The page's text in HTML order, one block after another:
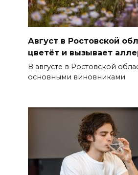
Август в Ростовской
цветёт и вызывает
В августе в Ростовской
основными виновниками